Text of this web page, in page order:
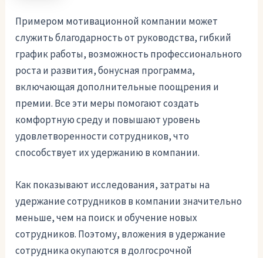
Примером мотивационной компании может
служить благодарность от руководства, гибкий
график работы, возможность профессионального
роста и развития, бонусная программа,
включающая дополнительные поощрения и
премии. Все эти меры помогают создать
комфортную среду и повышают уровень
удовлетворенности сотрудников, что
способствует их удержанию в компании.
Как показывают исследования, затраты на
удержание сотрудников в компании значительно
меньше, чем на поиск и обучение новых
сотрудников. Поэтому, вложения в удержание
сотрудника окупаются в долгосрочной